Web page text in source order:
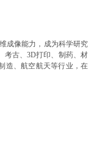
成像能力，成为科学研究
考古、3D打印、制药、材
造、航空航天等行业，在